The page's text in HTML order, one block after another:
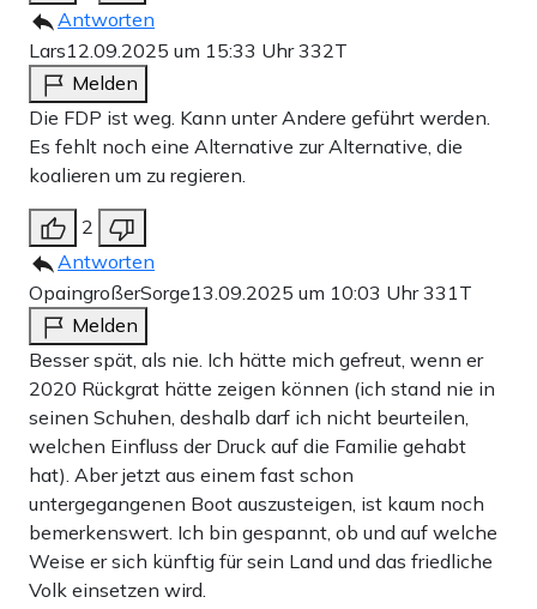
Antworten
Lars12.09.2025 um 15:33 Uhr332T
Melden
Die FDP ist weg. Kann unter Andere geführt werden.
Es fehlt noch eine Alternative zur Alternative, die
koalieren um zu regieren.
2
Antworten
OpaingroßerSorge13.09.2025 um 10:03 Uhr331T
Melden
Besser spät, als nie. Ich hätte mich gefreut, wenn er
2020 Rückgrat hätte zeigen können (ich stand nie in
seinen Schuhen, deshalb darf ich nicht beurteilen,
welchen Einfluss der Druck auf die Familie gehabt
hat). Aber jetzt aus einem fast schon
untergegangenen Boot auszusteigen, ist kaum noch
bemerkenswert. Ich bin gespannt, ob und auf welche
Weise er sich künftig für sein Land und das friedliche
Volk einsetzen wird.